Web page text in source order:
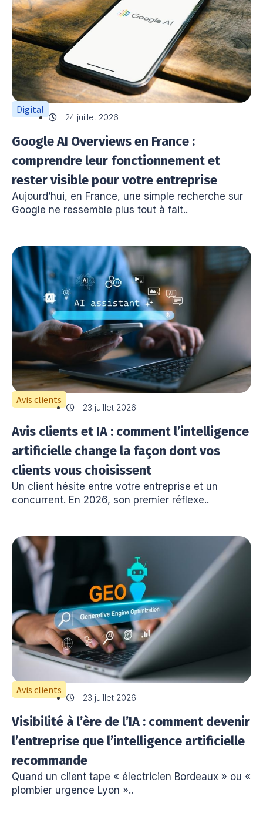
Digital
24 juillet 2026
Google AI Overviews en France :
comprendre leur fonctionnement et
rester visible pour votre entreprise
Aujourd’hui, en France, une simple recherche sur
Google ne ressemble plus tout à fait..
Avis clients
23 juillet 2026
Avis clients et IA : comment l’intelligence
artificielle change la façon dont vos
clients vous choisissent
Un client hésite entre votre entreprise et un
concurrent. En 2026, son premier réflexe..
Avis clients
23 juillet 2026
Visibilité à l’ère de l’IA : comment devenir
l’entreprise que l’intelligence artificielle
recommande
Quand un client tape « électricien Bordeaux » ou «
plombier urgence Lyon »..